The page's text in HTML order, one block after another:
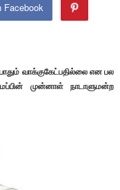
Facebook
வாக்குகேட்பதில்லை என பல
முன்னாள் நாடாளுமன்ற